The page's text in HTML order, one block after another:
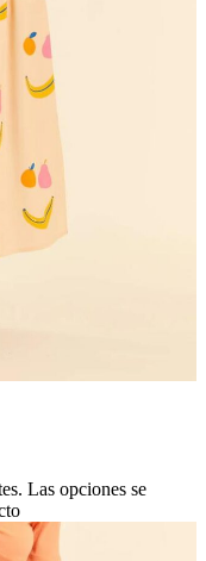
Las opciones se